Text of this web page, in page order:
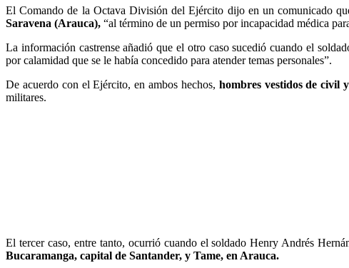
El Comando de la Octava División del Ejército dijo en un comunicado
Saravena (Arauca), “al término de un permiso por incapacidad médica
La información castrense añadió que el otro caso sucedió cuando el
por calamidad que se le había concedido para atender temas personales”.
De acuerdo con el Ejército, en ambos hechos, hombres vestidos de civil
militares.
El tercer caso, entre tanto, ocurrió cuando el soldado Henry Andrés
Bucaramanga, capital de Santander, y Tame, en Arauca.